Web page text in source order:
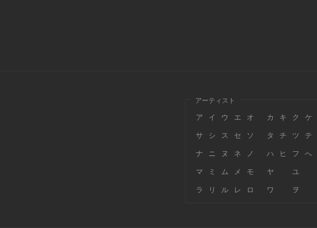
アーティスト
ア イ ウ エ オ カ キ ク ケ
サ シ ス セ ソ タ チ ツ テ
ナ ニ ヌ ネ ノ ハ ヒ フ へ
マ ミ ム メ モ ヤ ユ
ラ リ ル レ ロ ワ ヲ